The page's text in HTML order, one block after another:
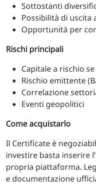
Sottostanti
Possibilità di uscita
Opportunità per
Rischi principali
Capitale a rischio
Rischio emittente
Correlazione
Eventi geopolitici
Come acquistarlo
Il Certificate è
investire basta inserire
propria piattaforma.
e documentazione